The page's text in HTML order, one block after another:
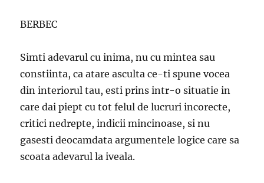
BERBEC
Simti adevarul cu inima, nu cu mintea sau
constiinta, ca atare asculta ce-ti spune vocea
din interiorul tau, esti prins intr-o situatie in
care dai piept cu tot felul de lucruri incorecte,
critici nedrepte, indicii mincinoase, si nu
gasesti deocamdata argumentele logice care sa
scoata adevarul la iveala.